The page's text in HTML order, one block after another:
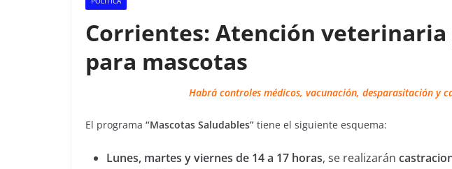
Corrientes: Atención
para mascotas
Habrá controles médicos, vacunación, desparasitación y
El programa “Mascotas Saludables” tiene el siguiente esquema:
Lunes, martes y viernes de 14 a 17 horas, se realizarán